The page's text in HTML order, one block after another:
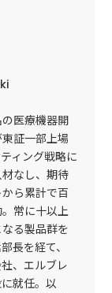
医療機器開
証一部上場
ィング戦略に
なし、期待
ら累計で百
常に十以上
る製品群を
長を経て、
、エルブレ
就任。以